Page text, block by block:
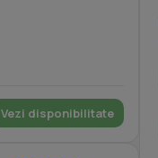
Vezi disponibilitate